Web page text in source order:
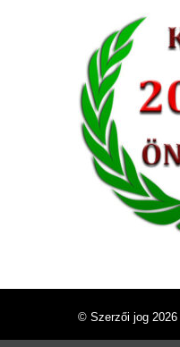
© Szerzői jog 2026